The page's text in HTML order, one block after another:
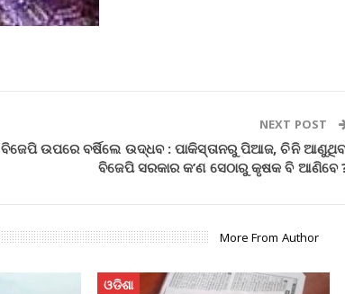
NEXT POST
ବିଜେପି ଉପରେ ବର୍ଷିଲେ ଉଦ୍ଧବ : ପାକିସ୍ତାନରୁ ପିଆଜ, ଚିନି
ବିଜେପି ସରକାର କ’ଣ ସେଠାରୁ କୃଷକ ବି ଆଣିବେ
More From Author
ଓଡିଶା